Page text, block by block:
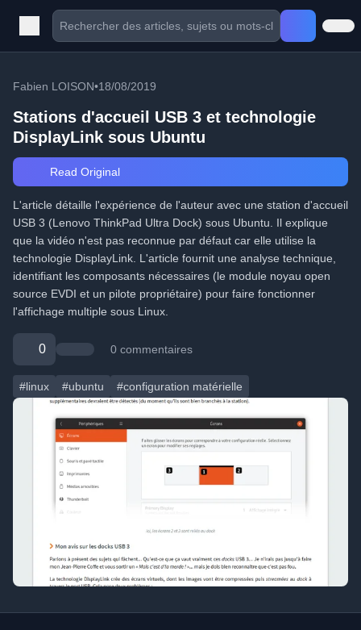
Fabien LOISON•18/08/2019
Stations d'accueil USB 3 et technologie
DisplayLink sous Ubuntu
Read Original
L'article détaille l'expérience de l'auteur avec une station d'accueil
USB 3 (Lenovo ThinkPad Ultra Dock) sous Ubuntu. Il explique
que la vidéo n'est pas reconnue par défaut car elle utilise la
technologie DisplayLink. L'article fournit une analyse technique,
identifiant les composants nécessaires (le module noyau open
source EVDI et un pilote propriétaire) pour faire fonctionner
l'affichage multiple sous Linux.
0 0 commentaires
#linux #ubuntu #configuration matérielle